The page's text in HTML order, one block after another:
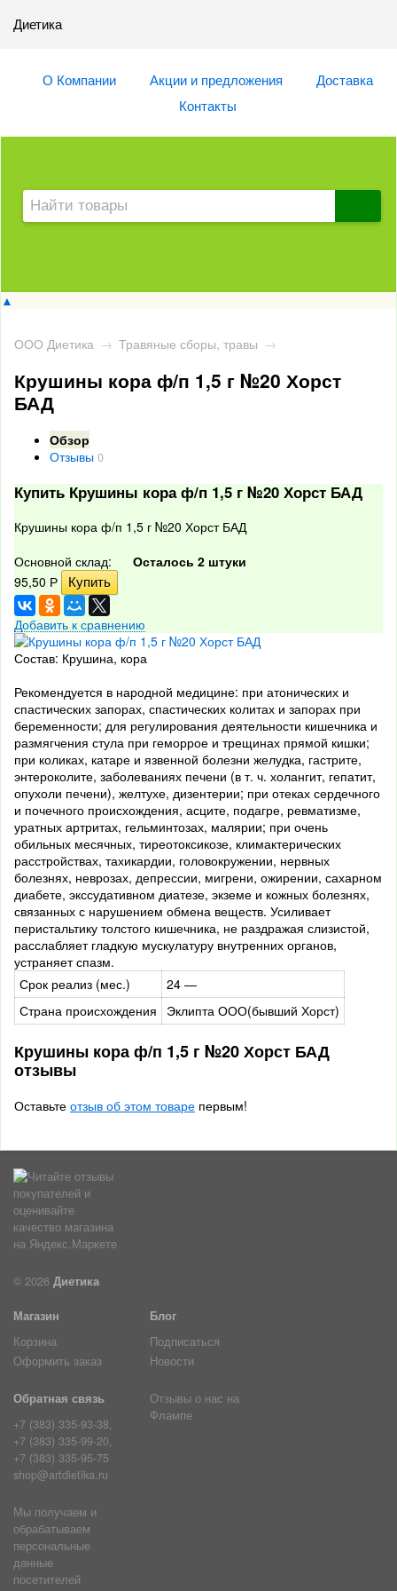
Диетика
О Компании Акции и предложения
Доставка
Контакты
▲
ООО Диетика → Травяные сборы, травы →
Крушины кора ф/п 1,5 г №20 Хорст
БАД
Обзор
Отзывы 0
Купить Крушины кора ф/п 1,5 г №20 Хорст БАД
Крушины кора ф/п 1,5 г №20 Хорст БАД
Основной склад:
Осталось 2 штуки
95,50 Р
Добавить к сравнению
Состав: Крушина, кора
Рекомендуется в народной медицине: при атонических и
спастических запорах, спастических колитах и запорах при
беременности; для регулирования деятельности кишечника и
размягчения стула при геморрое и трещинах прямой кишки;
при коликах, катаре и язвенной болезни желудка, гастрите,
энтероколите, заболеваниях печени (в т. ч. холангит, гепатит,
опухоли печени), желтухе, дизентерии; при отеках сердечного
и почечного происхождения, асците, подагре, ревматизме,
уратных артритах, гельминтозах, малярии; при очень
обильных месячных, тиреотоксикозе, климактерических
расстройствах, тахикардии, головокружении, нервных
болезнях, неврозах, депрессии, мигрени, ожирении, сахарном
диабете, экссудативном диатезе, экземе и кожных болезнях,
связанных с нарушением обмена веществ. Усиливает
перистальтику толстого кишечника, не раздражая слизистой,
расслабляет гладкую мускулатуру внутренних органов,
устраняет спазм.
Срок реализ (мес.)
24 —
Страна происхождения
Эклипта ООО(бывший Хорст)
Крушины кора ф/п 1,5 г №20 Хорст БАД
отзывы
Оставьте отзыв об этом товаре первым!
© 2026 Диетика
Магазин
Корзина
Оформить заказ
Блог
Подписаться
Новости
Обратная связь
+7 (383) 335-93-38,
+7 (383) 335-99-20,
+7 (383) 335-95-75
shop@artdietika.ru
Отзывы о нас на
Флампе
Мы получаем и
обрабатываем
персональные
данные
посетителей